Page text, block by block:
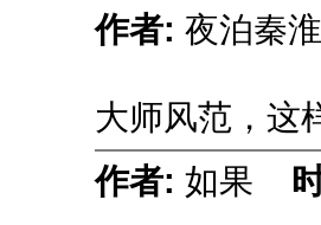
作者: 夜泊秦
大师风范，这
作者: 如果